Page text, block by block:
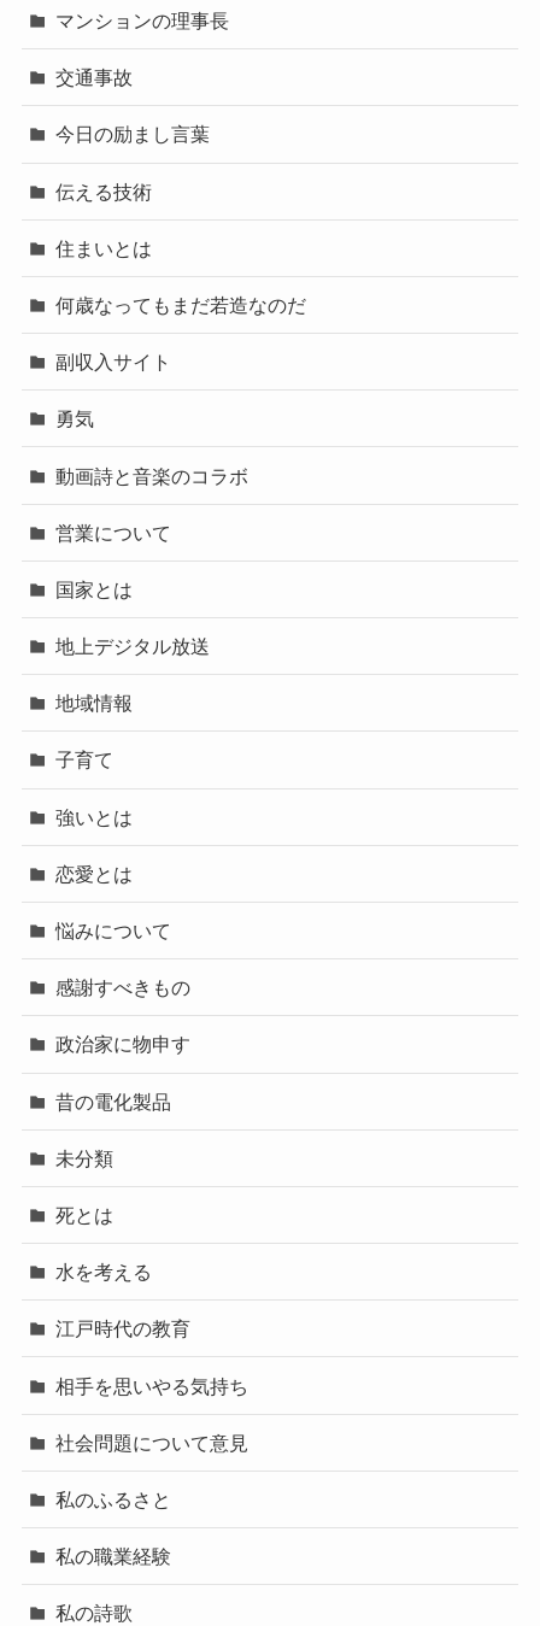
マンションの理事長
交通事故
今日の励まし言葉
伝える技術
住まいとは
何歳なってもまだ若造なのだ
副収入サイト
勇気
動画詩と音楽のコラボ
営業について
国家とは
地上デジタル放送
地域情報
子育て
強いとは
恋愛とは
悩みについて
感謝すべきもの
政治家に物申す
昔の電化製品
未分類
死とは
水を考える
江戸時代の教育
相手を思いやる気持ち
社会問題について意見
私のふるさと
私の職業経験
私の詩歌